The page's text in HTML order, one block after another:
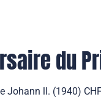
du
Johann ll. (1940)